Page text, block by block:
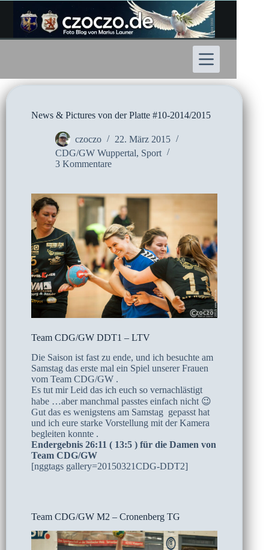
Inhalt
springen
News & Pictures von der Platte #10-2014/2015
czoczo
22. März 2015
CDG/GW Wuppertal, Sport
3 Kommentare
Team CDG/GW DDT1 – LTV
Die Saison ist fast zu ende, und ich besuchte am
Samstag das erste mal ein Spiel unserer Frauen
vom Team CDG/GW .
Es tut mir Leid das ich euch so vernachlästigt
habe …aber manchmal passtes einfach nicht 😉
Gut das es wenigstens am Samstag gepasst hat
und ich eure starke Vorstellung mit der Kamera
begleiten konnte .
Endergebnis 26:11 ( 13:5 ) für die Damen von
Team CDG/GW
[nggtags gallery=20150321CDG-DDT2]
Team CDG/GW M2 – Cronenberg TG